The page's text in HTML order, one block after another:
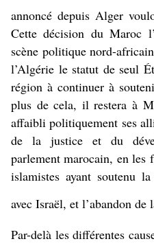
annoncé depuis Alger
Cette décision du Maroc
scène politique nord-
l’Algérie le statut de seul
région à continuer à
plus de cela, il restera à
affaibli politiquement ses
de la justice et du
parlement marocain, en les
islamistes ayant soutenu
avec Israël, et l’abandon de
Par-delà les différentes